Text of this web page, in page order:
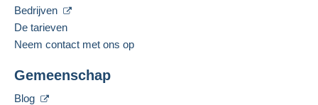
Betalen
Een betaling die niet is verricht met
credit/debitcardof overboeking naar uw saldo,
Een onbetaalde aankoop kan gevolgen hebben
voor de rekening van de koper.
Gesproken taal:
Engels (Verenigd Koninkrijk)
De verkoper contacteren
Bedrijven
De tarieven
Neem contact met ons op
Gemeenschap
Blog